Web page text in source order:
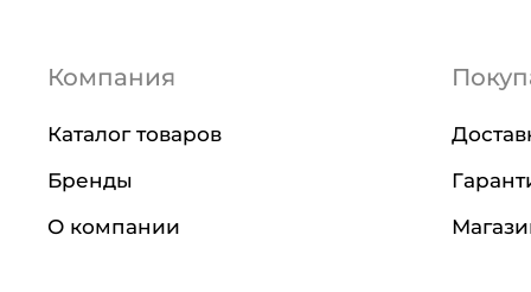
Компания
Каталог товаров
Бренды
О компании